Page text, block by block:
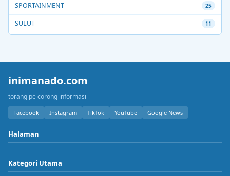
SPORTAINMENT 25
SULUT 11
inimanado.com
torang pe corong informasi
Facebook Instagram TikTok YouTube Google News
Halaman
Kategori Utama